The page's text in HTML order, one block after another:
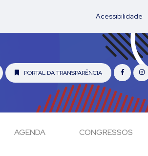
Acessibilidade
PORTAL DA TRANSPARÊNCIA
AGENDA CONGRESSOS